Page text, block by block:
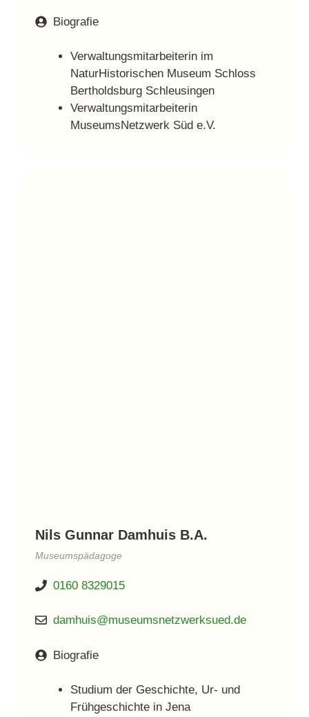
Biografie
Verwaltungsmitarbeiterin im
NaturHistorischen Museum Schloss
Bertholdsburg Schleusingen
Verwaltungsmitarbeiterin
MuseumsNetzwerk Süd e.V.
Nils Gunnar Damhuis B.A.
Museumspädagoge
0160 8329015
damhuis@museumsnetzwerksued.de
Biografie
Studium der Geschichte, Ur- und
Frühgeschichte in Jena